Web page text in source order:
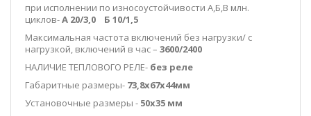
при исполнении по износоустойчивости А,Б,В млн.
циклов-А 20/3,0 Б 10/1,5
Максимальная частота включений без нагрузки/ с
нагрузкой, включений в час – 3600/2400
НАЛИЧИЕ ТЕПЛОВОГО РЕЛЕ- без реле
Габаритные размеры- 73,8х67х44мм
Установочные размеры - 50х35 мм